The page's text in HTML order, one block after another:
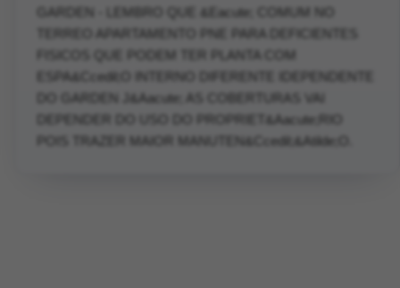
GARDEN - LEMBRO QUE &Eacute; COMUM NO
TERREO APARTAMENTO PNE PARA DEFICIENTES
FISICOS QUE PODEM TER PLANTA COM
ESPA&Ccedil;O INTERNO DIFERENTE IDEPENDENTE
DO GARDEN J&Aacute; AS COBERTURAS VAI
DEPENDER DO USO DO PROPRIET&Aacute;RIO
POIS TRAZER MAIOR MANUTEN&Ccedil;&Atilde;O.